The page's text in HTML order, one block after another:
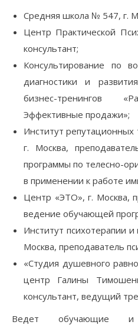
Средняя школа № 547, г.
Центр Практической
консультант;
Консультирование по
диагностики и
бизнес-тренингов
Эффективные продажи»;
Институт
г. Москва,
программы по телесно-
в применении к работе
Центр «ЭТО», г. Москва,
ведение обучающей
Институт психотерапии и
Москва, преподаватель
«Студия душевного
центр Галины
консультант, ведущий
Ведет обучающие и